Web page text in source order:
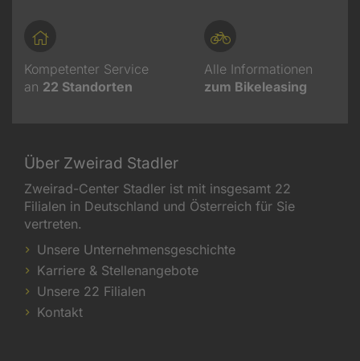
Kompetenter Service
an 22 Standorten
Alle Informationen
zum Bikeleasing
Über Zweirad Stadler
Zweirad-Center Stadler ist mit insgesamt 22
Filialen in Deutschland und Österreich für Sie
vertreten.
Unsere Unternehmensgeschichte
Karriere & Stellenangebote
Unsere 22 Filialen
Kontakt